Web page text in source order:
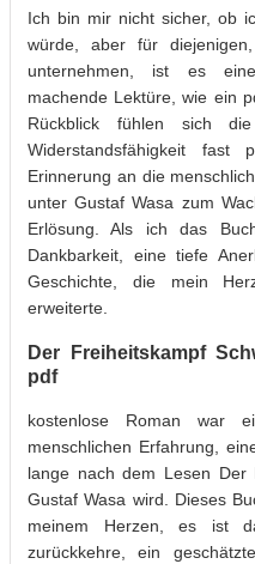
Ich bin mir nicht sicher, ob
würde, aber für
unternehmen, ist es
machende Lektüre, wie ein
Rückblick fühlen sich
Widerstandsfähigkeit fast
Erinnerung an die
unter Gustaf Wasa zum
Erlösung. Als ich das
Dankbarkeit, eine tiefe
Geschichte, die mein
erweiterte.
Der Freiheitskampf
pdf
kostenlose Roman war
menschlichen Erfahrung,
lange nach dem Lesen Der
Gustaf Wasa wird. Dieses
meinem Herzen, es ist
zurückkehre, ein